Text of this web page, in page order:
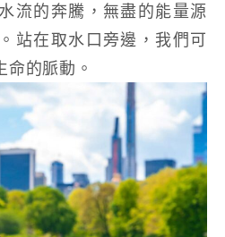
流的奔騰，無盡的能量源
站在取水口旁邊，我們可
的脈動。